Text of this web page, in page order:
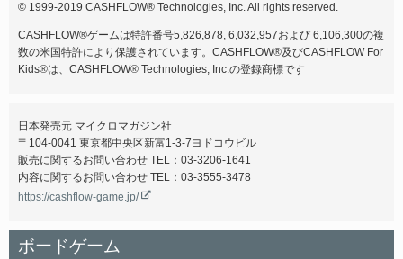
© 1999-2019 CASHFLOW® Technologies, Inc. All rights reserved.
CASHFLOW®ゲームは特許番号5,826,878, 6,032,957および 6,106,300の複
数の米国特許により保護されています。CASHFLOW®及びCASHFLOW For
Kids®は、CASHFLOW® Technologies, Inc.の登録商標です
日本発売元 マイクロマガジン社
〒104-0041 東京都中央区新富1-3-7ヨドコウビル
販売に関するお問い合わせ TEL：03-3206-1641
内容に関するお問い合わせ TEL：03-3555-3478
https://cashflow-game.jp/
ボードゲーム